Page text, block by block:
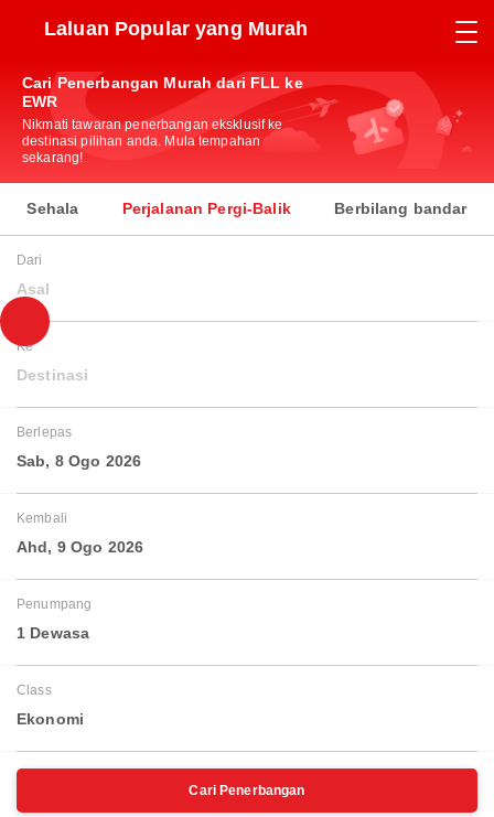
Laluan Popular yang Murah
Cari Penerbangan Murah dari FLL ke
EWR
Nikmati tawaran penerbangan eksklusif ke
destinasi pilihan anda. Mula tempahan
sekarang!
Sehala Perjalanan Pergi-Balik Berbilang bandar
Dari
Asal
Ke
Destinasi
Berlepas
Sab, 8 Ogo 2026
Kembali
Ahd, 9 Ogo 2026
Penumpang
1 Dewasa
Class
Ekonomi
Cari Penerbangan